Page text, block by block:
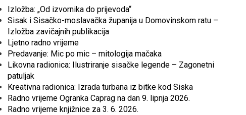
Izložba: „Od izvornika do prijevoda“
Sisak i Sisačko-moslavačka županija u Domovinskom ratu –
Izložba zavičajnih publikacija
Ljetno radno vrijeme
Predavanje: Mic po mic – mitologija mačaka
Likovna radionica: Ilustriranje sisačke legende – Zagonetni
patuljak
Kreativna radionica: Izrada turbana iz bitke kod Siska
Radno vrijeme Ogranka Caprag na dan 9. lipnja 2026.
Radno vrijeme knjižnice za 3. 6. 2026.